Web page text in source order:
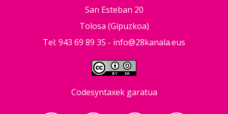
San Esteban 20
Tolosa (Gipuzkoa)
Tel: 943 69 89 35 - info@28kanala.eus
Codesyntaxek garatua